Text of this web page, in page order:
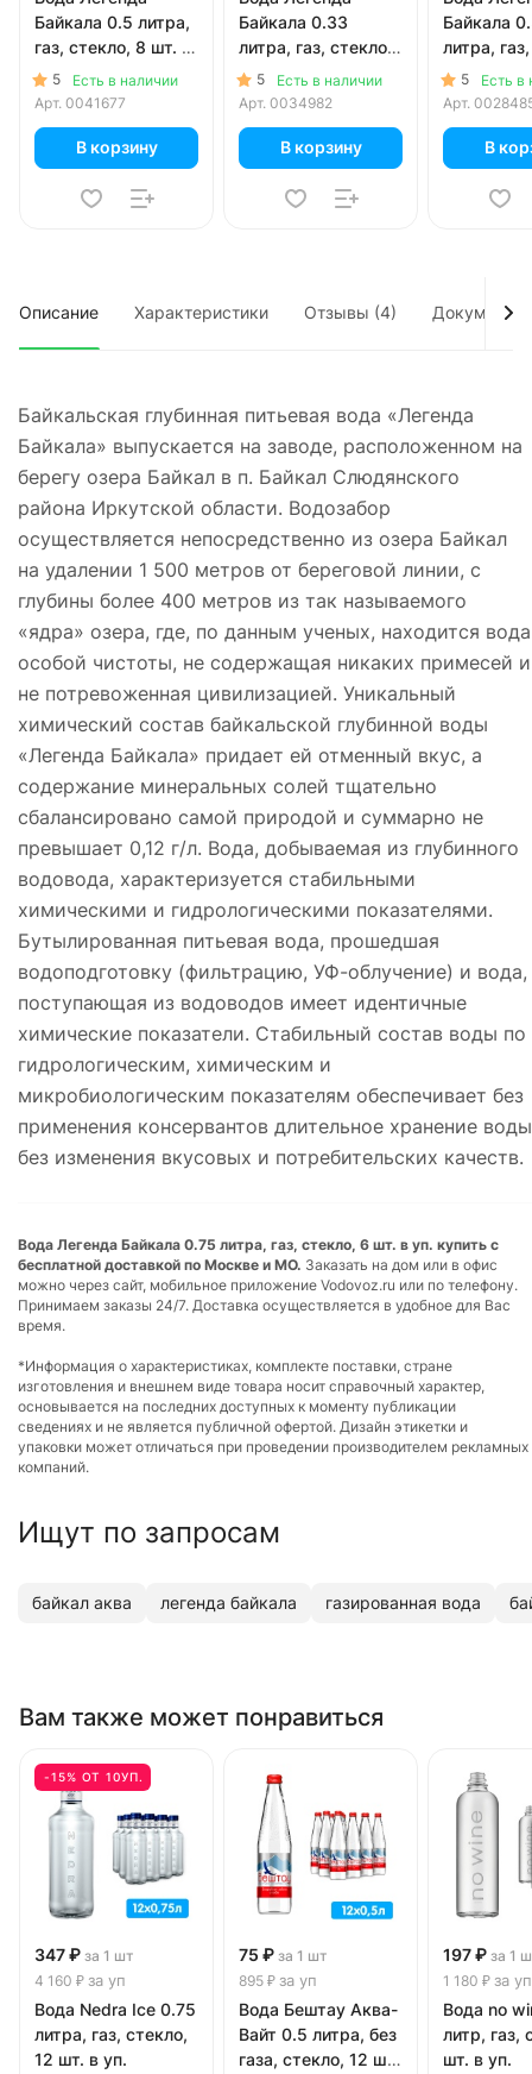
Байкала 0.5 литра,
газ, стекло, 8 шт. в
уп.5
Есть в наличии
Арт. 0041677
В корзину
Байкала 0.33
литра, газ, стекло,
12 шт. в уп.
5
Есть в наличии
Арт. 0034982
В корзину
Байкала
литра,
шт. в уп.
5
Есть в
Арт.
В
Описание Характеристики Отзывы (4) Документы
Байкальская глубинная питьевая вода «Легенда
Байкала» выпускается на заводе, расположенном на
берегу озера Байкал в п. Байкал Слюдянского
района Иркутской области. Водозабор
осуществляется непосредственно из озера Байкал
на удалении 1 500 метров от береговой линии, с
глубины более 400 метров из так называемого
«ядра» озера, где, по данным ученых, находится вода
особой чистоты, не содержащая никаких примесей и
не потревоженная цивилизацией. Уникальный
химический состав байкальской глубинной воды
«Легенда Байкала» придает ей отменный вкус, а
содержание минеральных солей тщательно
сбалансировано самой природой и суммарно не
превышает 0,12 г/л. Вода, добываемая из глубинного
водовода, характеризуется стабильными
химическими и гидрологическими показателями.
Бутылированная питьевая вода, прошедшая
водоподготовку (фильтрацию, УФ-облучение) и вода,
поступающая из водоводов имеет идентичные
химические показатели. Стабильный состав воды по
гидрологическим, химическим и
микробиологическим показателям обеспечивает без
применения консервантов длительное хранение воды
без изменения вкусовых и потребительских качеств.
Вода Легенда Байкала 0.75 литра, газ, стекло, 6 шт. в уп. купить с
бесплатной доставкой по Москве и МО. Заказать на дом или в офис
можно через сайт, мобильное приложение Vodovoz.ru или по телефону.
Принимаем заказы 24/7. Доставка осуществляется в удобное для Вас
время.
*Информация о характеристиках, комплекте поставки, стране
изготовления и внешнем виде товара носит справочный характер,
основывается на последних доступных к моменту публикации
сведениях и не является публичной офертой. Дизайн этикетки и
упаковки может отличаться при проведении производителем рекламных
компаний.
Ищут по запросам
байкал аква легенда байкала газированная вода
Вам также может понравиться
-15% ОТ 10УП.
347 ₽ за 1 шт
4 160 ₽ за уп
Вода Nedra Ice 0.75
литра, газ, стекло,
12 шт. в уп.
75 ₽ за 1 шт
895 ₽ за уп
Вода Бештау Аква-
Вайт 0.5 литра, без
газа, стекло, 12 шт.
197 ₽ за 1
1 180 ₽ за уп
Вода no
литр, газ,
шт. в уп.